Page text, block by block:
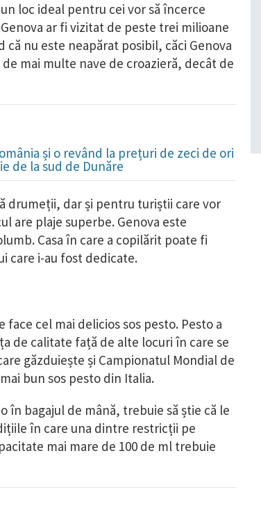
loc ideal pentru cei vor să încerce
ar fi vizitat de peste trei milioane
nu este neapărat posibil, căci Genova
mai multe nave de croazieră, decât de
și o revând la prețuri de zeci de ori
de la sud de Dunăre
drumeții, dar și pentru turiștii care vor
are plaje superbe. Genova este
Casa în care a copilărit poate fi
care i-au fost dedicate.
cel mai delicios sos pesto. Pesto a
de calitate față de alte locuri în care se
găzduiește și Campionatul Mondial de
bun sos pesto din Italia.
în bagajul de mână, trebuie să știe că le
în care una dintre restricții pe
mai mare de 100 de ml trebuie